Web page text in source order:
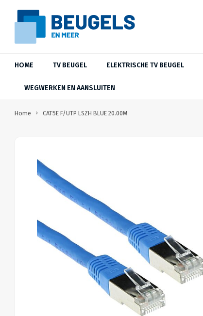
HOME TV BEUGEL ELEKTRISCHE TV BEUGEL
WEGWERKEN EN AANSLUITEN
Home CAT5E F/UTP LSZH BLUE 20.00M